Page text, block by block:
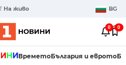
На живо BG
0 0
ВреметоБългария и еврото